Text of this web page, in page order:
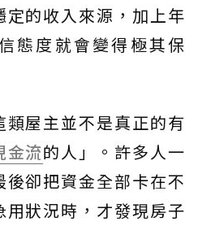
的收入來源，加上年
態度就會變得極其保
屋主並不是真正的有
金流的人」。許多人一
卻把資金全部卡在不
狀況時，才發現房子